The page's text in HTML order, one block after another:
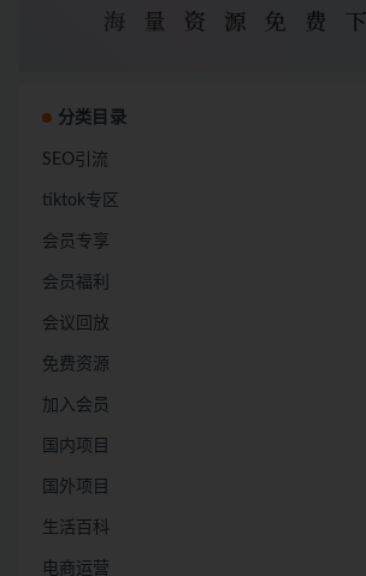
分类目录
SEO引流
tiktok专区
会员专享
会员福利
会议回放
免费资源
加入会员
国内项目
国外项目
生活百科
电商运营